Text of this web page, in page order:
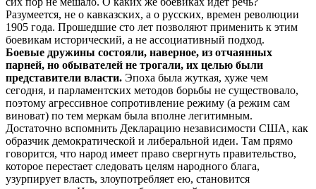
Разумеется, не о кавказских, а о русских, времен революции
1905 года. Прошедшие сто лет позволяют применить к этим
боевикам исторический, а не ассоциативный подход.
Боевые дружины состояли, наверное, из отчаянных
парней, но обывателей не трогали, их целью были
представители власти. Эпоха была жуткая, хуже чем
сегодня, и парламентских методов борьбы не существовало,
поэтому агрессивное сопротивление режиму (а режим сам
виноват) по тем меркам была вполне легитимным.
Достаточно вспомнить Декларацию независимости США, как
образчик демократической и либеральной идеи. Там прямо
говорится, что народ имеет право свергнуть правительство,
которое перестает следовать целям народного блага,
узурпирует власть, злоупотребляет ею, становится